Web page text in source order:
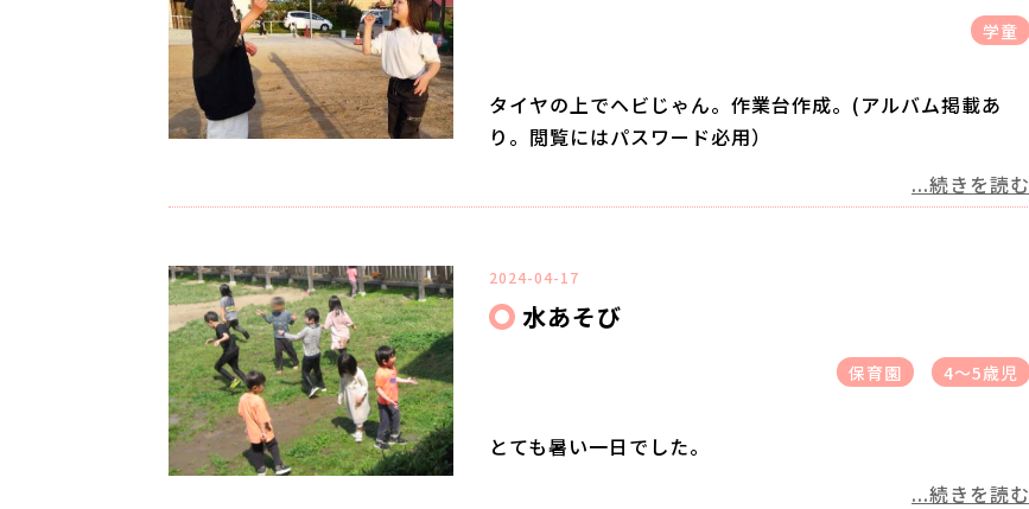
学童
タイヤの上でヘビじゃん。作業台作成。(アルバム掲載あ
り。閲覧にはパスワード必用）
...続きを読む
2024-04-17
水あそび
保育園 4～5歳児
とても暑い一日でした。
...続きを読む